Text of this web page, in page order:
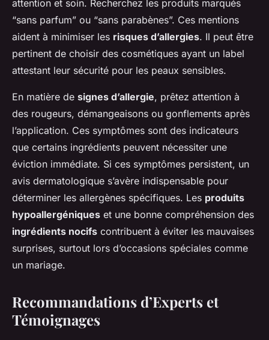
attention et soin. Recherchez les produits marqués
“sans parfum” ou “sans parabènes”. Ces mentions
aident à minimiser les risques d’allergies. Il peut être
pertinent de choisir des cosmétiques ayant un label
attestant leur sécurité pour les peaux sensibles.
En matière de signes d’allergie, prêtez attention à
des rougeurs, démangeaisons ou gonflements après
l’application. Ces symptômes sont des indicateurs
que certains ingrédients peuvent nécessiter une
éviction immédiate. Si ces symptômes persistent, un
avis dermatologique s’avère indispensable pour
déterminer les allergènes spécifiques. Les produits
hypoallergéniques et une bonne compréhension des
ingrédients nocifs contribuent à éviter les mauvaises
surprises, surtout lors d’occasions spéciales comme
un mariage.
Recommandations d’Experts et
Témoignages